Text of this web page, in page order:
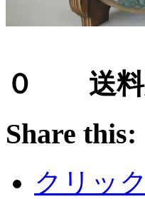
０ 送
Share this:
クリッ